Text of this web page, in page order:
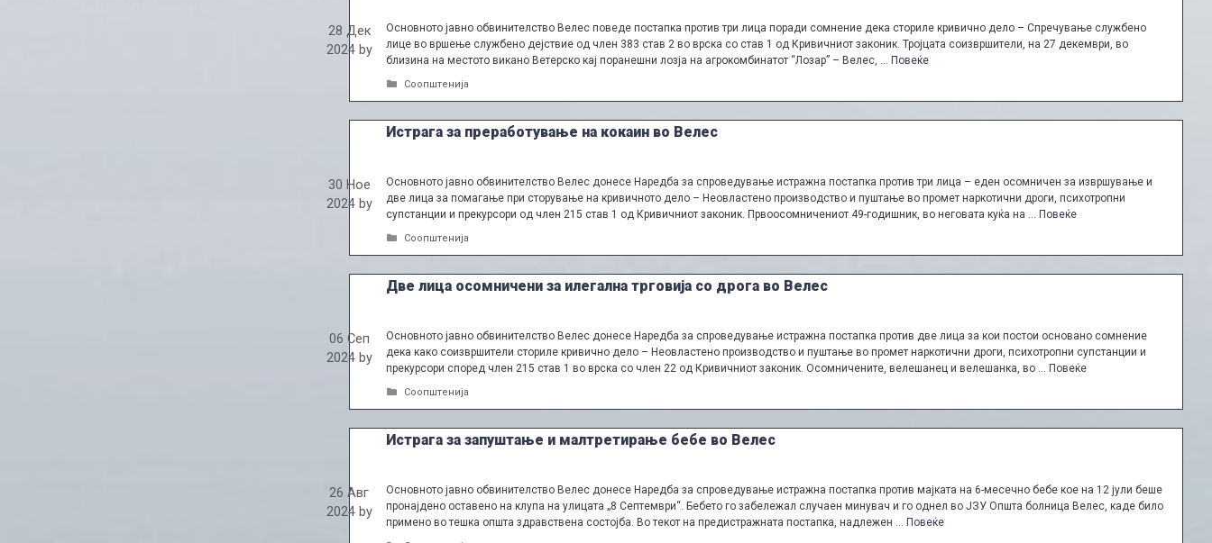
28 Дек
2024 by
Основното јавно обвинителство Велес поведе постапка против три лица поради сомнение дека сториле кривично дело – Спречување службено
лице во вршење службено дејствие од член 383 став 2 во врска со став 1 од Кривичниот законик. Тројцата соизвршители, на 27 декември, во
близина на местото викано Ветерско кај поранешни лозја на агрокомбинатот “Лозар” – Велес, … Повеќе
Categories
Соопштенија
Истрага за преработување на кокаин во Велес
30 Ное
2024 by
Основното јавно обвинителство Велес донесе Наредба за спроведување истражна постапка против три лица – еден осомничен за извршување и
две лица за помагање при сторување на кривичното дело – Неовластено производство и пуштање во промет наркотични дроги, психотропни
супстанции и прекурсори од член 215 став 1 од Кривичниот законик. Првоосомничениот 49-годишник, во неговата куќа на … Повеќе
Categories
Соопштенија
Две лица осомничени за илегална трговија со дрога во Велес
06 Сеп
2024 by
Основното јавно обвинителство Велес донесе Наредба за спроведување истражна постапка против две лица за кои постои основано сомнение
дека како соизвршители сториле кривично дело – Неовластено производство и пуштање во промет наркотични дроги, психотропни супстанции и
прекурсори според член 215 став 1 во врска со член 22 од Кривичниот законик. Осомничените, велешанец и велешанка, во … Повеќе
Categories
Соопштенија
Истрага за запуштање и малтретирање бебе во Велес
26 Авг
2024 by
Основното јавно обвинителство Велес донесе Наредба за спроведување истражна постапка против мајката на 6-месечно бебе кое на 12 јули беше
пронајдено оставено на клупа на улицата „8 Септември“. Бебето го забележал случаен минувач и го однел во ЈЗУ Општа болница Велес, каде било
примено во тешка општа здравствена состојба. Во текот на предистражната постапка, надлежен … Повеќе